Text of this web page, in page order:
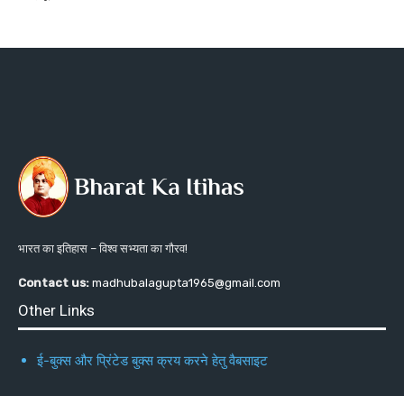
भारत का इतिहास – विश्व सभ्यता का गौरव!
Contact us: madhubalagupta1965@gmail.com
Other Links
ई-बुक्स और प्रिंटेड बुक्स क्रय करने हेतु वैबसाइट